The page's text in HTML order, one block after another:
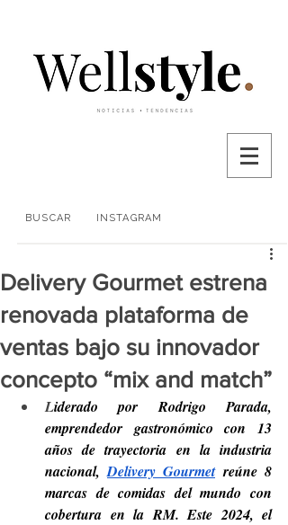
BUSCAR INSTAGRAM
Delivery Gourmet estrena
renovada plataforma de
ventas bajo su innovador
concepto “mix and match”
Liderado por Rodrigo Parada,
emprendedor gastronómico con 13
años de trayectoria en la industria
nacional, Delivery Gourmet reúne 8
marcas de comidas del mundo con
cobertura en la RM. Este 2024, el